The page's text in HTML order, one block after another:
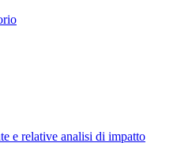
e relative analisi di impatto